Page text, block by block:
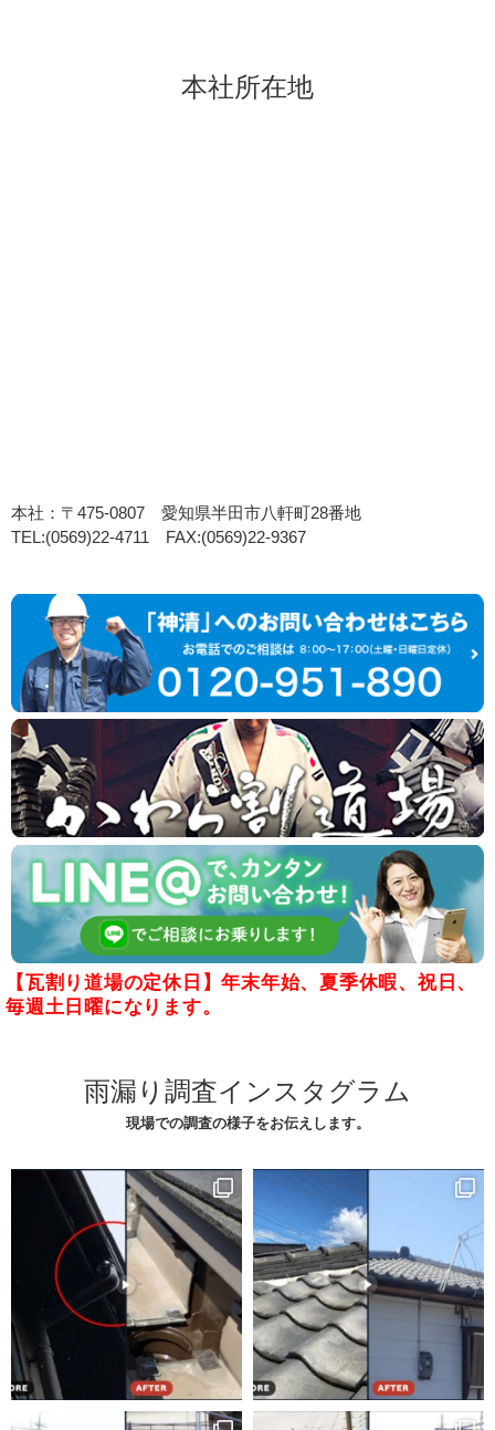
本社所在地
本社：〒475-0807 愛知県半田市八軒町28番地
TEL:(0569)22-4711 FAX:(0569)22-9367
【瓦割り道場の定休日】年末年始、夏季休暇、祝日、
毎週土日曜になります。
雨漏り調査インスタグラム
現場での調査の様子をお伝えします。